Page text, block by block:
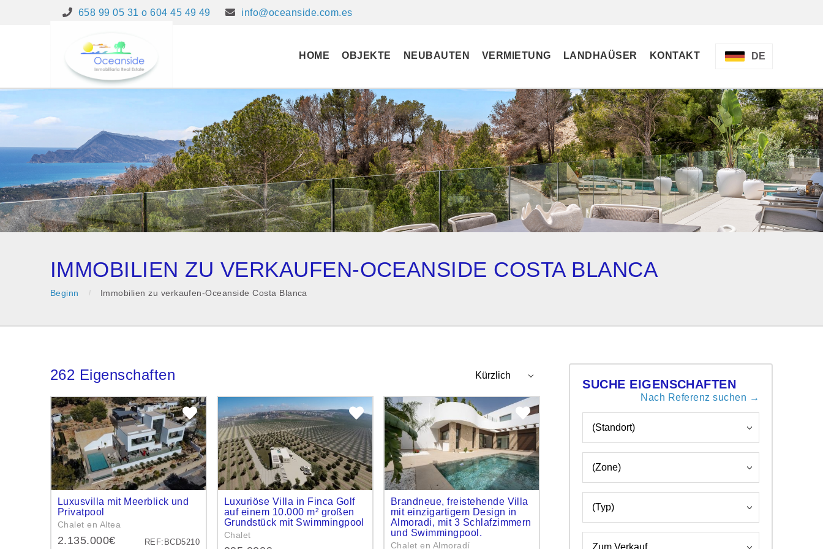
658 99 05 31 o 604 45 49 49 info@oceanside.com.es
DE
HOME OBJEKTE NEUBAUTEN VERMIETUNG LANDHAÜSER KONTAKT
IMMOBILIEN ZU VERKAUFEN-OCEANSIDE COSTA BLANCA
Beginn Immobilien zu verkaufen-Oceanside Costa Blanca
262 Eigenschaften
Luxusvilla mit Meerblick und
Privatpool
Chalet en Altea
REF:BCD5210
2.135.000€
Luxuriöse Villa in Finca Golf
auf einem 10.000 m² großen
Grundstück mit Swimmingpool
Chalet
Brandneue, freistehende Villa
mit einzigartigem Design in
Almoradi, mit 3 Schlafzimmern
und Swimmingpool.
Chalet en Almoradí
SUCHE EIGENSCHAFTEN
Nach Referenz suchen →